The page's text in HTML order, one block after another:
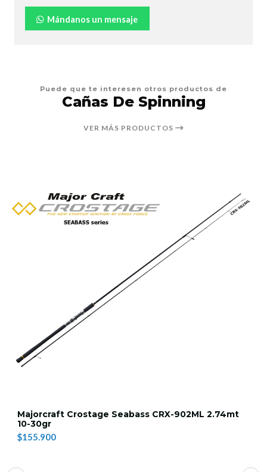
Mándanos un mensaje
Puede que te interesen otros productos de
Cañas De Spinning
VER MÁS PRODUCTOS
Majorcraft Crostage Seabass CRX-902ML 2.74mt
10-30gr
$155.900